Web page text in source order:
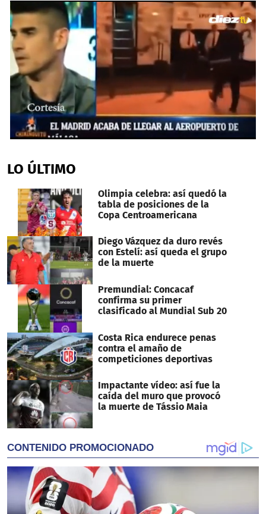
of
1
20
seconds
LO ÚLTIMO
Olimpia celebra: así quedó la
tabla de posiciones de la
Copa Centroamericana
Diego Vázquez da duro revés
con Estelí: así queda el grupo
de la muerte
Premundial: Concacaf
confirma su primer
clasificado al Mundial Sub 20
Costa Rica endurece penas
contra el amaño de
competiciones deportivas
Impactante vídeo: así fue la
caída del muro que provocó
la muerte de Tássio Maia